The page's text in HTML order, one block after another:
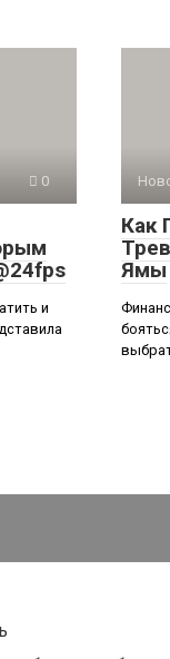
0
и
Как
Ямы